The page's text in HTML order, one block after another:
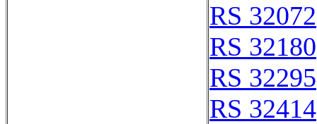
RS 32072
RS 32180
RS 32295
RS 32414